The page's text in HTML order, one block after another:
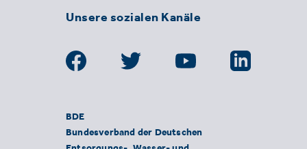
Unsere sozialen Kanäle
BDE
Bundesverband der Deutschen